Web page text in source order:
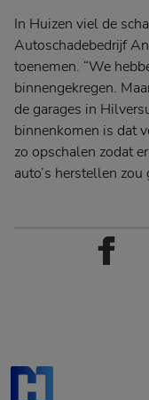
In Huizen viel de
Autoschadebedrijf
toenemen. “We
binnengekregen.
de garages in
binnenkomen is dat
zo opschalen zodat
auto’s herstellen zou